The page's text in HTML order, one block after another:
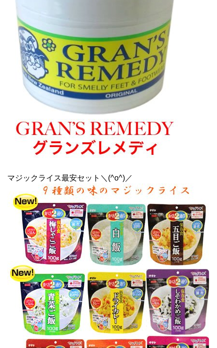
マジックライス最安セット＼(^o^)／